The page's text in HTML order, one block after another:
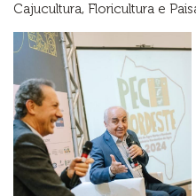
Cajucultura, Floricultura e